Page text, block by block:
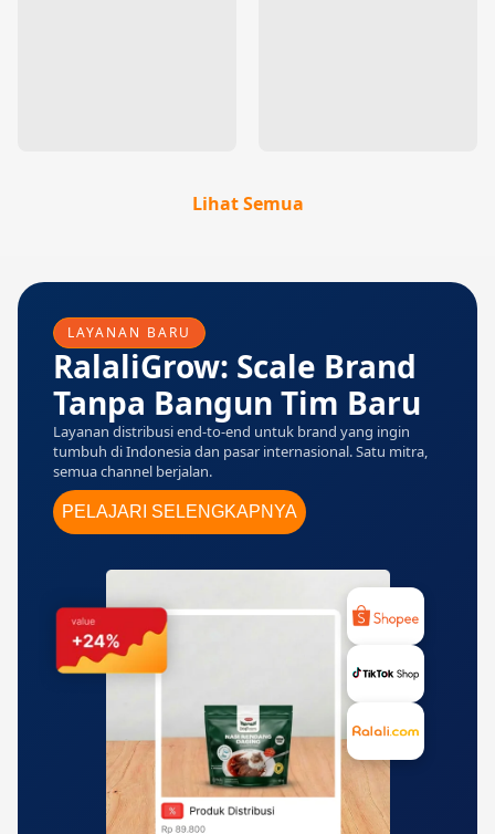
Lihat Semua
LAYANAN BARU
RalaliGrow: Scale Brand
Tanpa Bangun Tim Baru
Layanan distribusi end-to-end untuk brand yang ingin
tumbuh di Indonesia dan pasar internasional. Satu mitra,
semua channel berjalan.
PELAJARI SELENGKAPNYA